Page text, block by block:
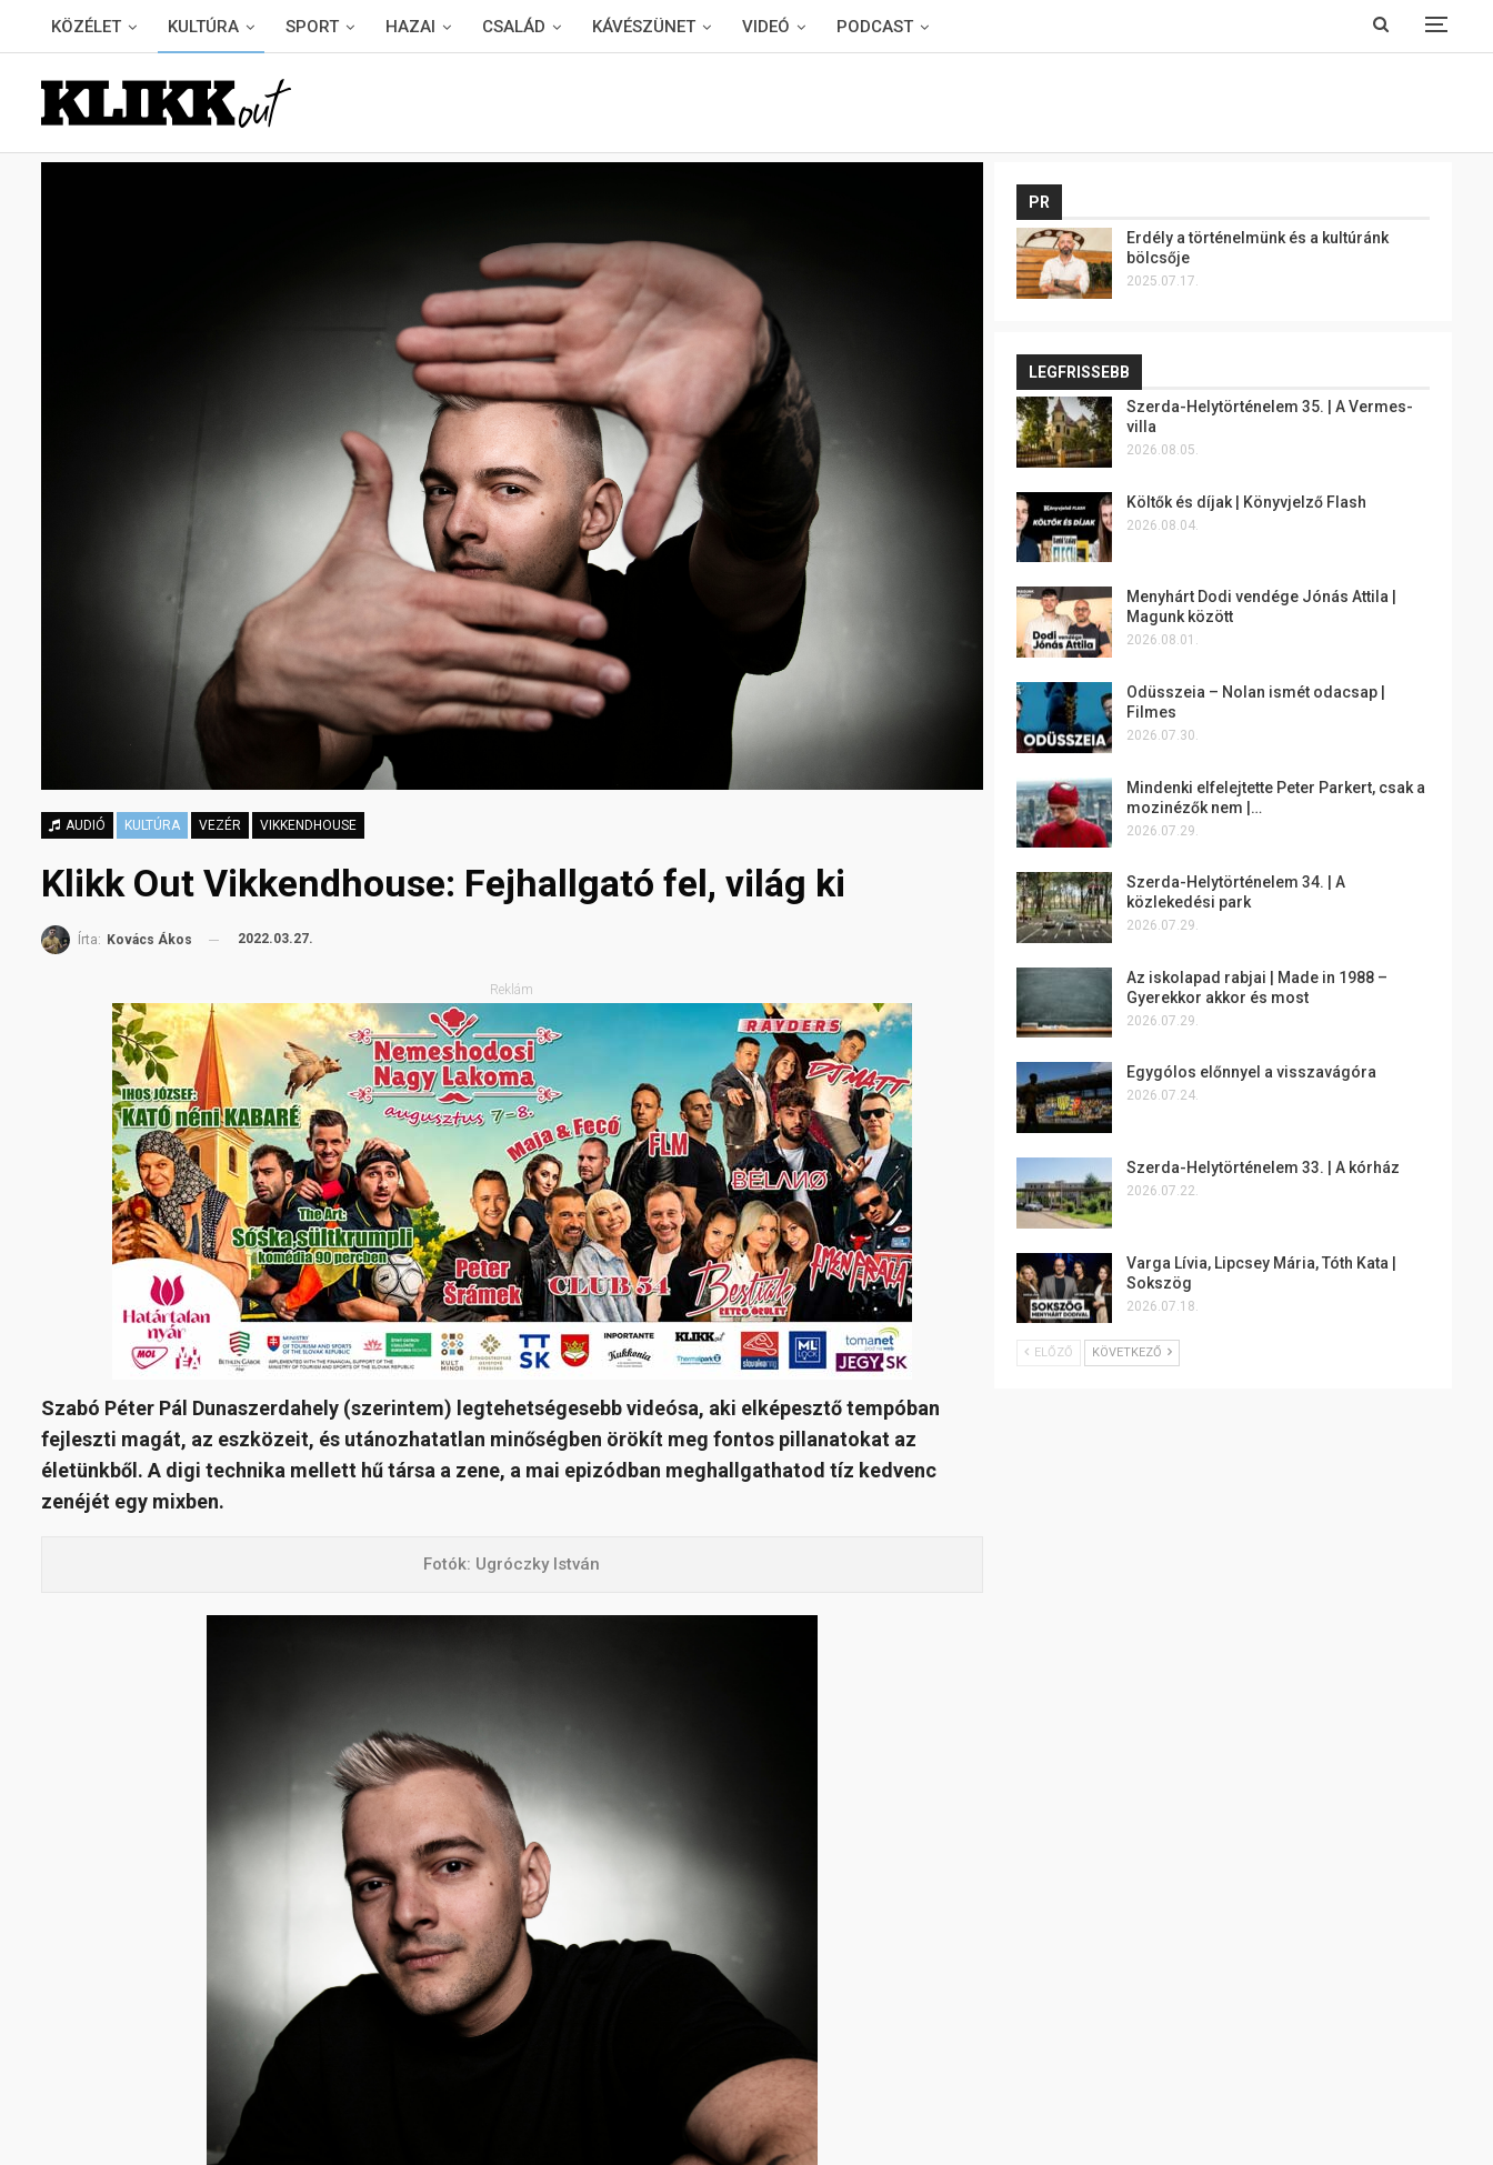
KÖZÉLET KULTÚRA SPORT HAZAI CSALÁD KÁVÉSZÜNET VIDEÓ PODCAST
AUDIÓ KULTÚRA VEZÉR VIKKENDHOUSE
Klikk Out Vikkendhouse: Fejhallgató fel, világ ki
Írta: Kovács Ákos 2022.03.27.
Reklám
Szabó Péter Pál Dunaszerdahely (szerintem) legtehetségesebb videósa, aki elképesztő tempóban
fejleszti magát, az eszközeit, és utánozhatatlan minőségben örökít meg fontos pillanatokat az
életünkből. A digi technika mellett hű társa a zene, a mai epizódban meghallgathatod tíz kedvenc
zenéjét egy mixben.
Fotók: Ugróczky István
PR
Erdély a történelmünk és a kultúránk
bölcsője
2025.07.17.
LEGFRISSEBB
Szerda-Helytörténelem 35. | A Vermes-
villa
2026.08.05.
Költők és díjak | Könyvjelző Flash
2026.08.04.
Menyhárt Dodi vendége Jónás Attila |
Magunk között
2026.08.01.
Odüsszeia – Nolan ismét odacsap |
Filmes
2026.07.30.
Mindenki elfelejtette Peter Parkert, csak a
mozinézők nem |…
2026.07.29.
Szerda-Helytörténelem 34. | A
közlekedési park
2026.07.29.
Az iskolapad rabjai | Made in 1988 –
Gyerekkor akkor és most
2026.07.29.
Egygólos előnnyel a visszavágóra
2026.07.24.
Szerda-Helytörténelem 33. | A kórház
2026.07.22.
Varga Lívia, Lipcsey Mária, Tóth Kata |
Sokszög
2026.07.18.
ELŐZŐ KÖVETKEZŐ